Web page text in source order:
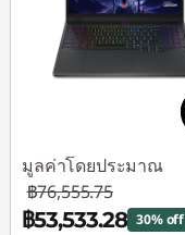
มูลค่าโดยประมาณ
฿76,555.75
฿53,533.28 30% off